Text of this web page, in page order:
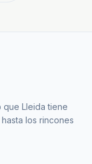
que Lleida tiene
los rincones